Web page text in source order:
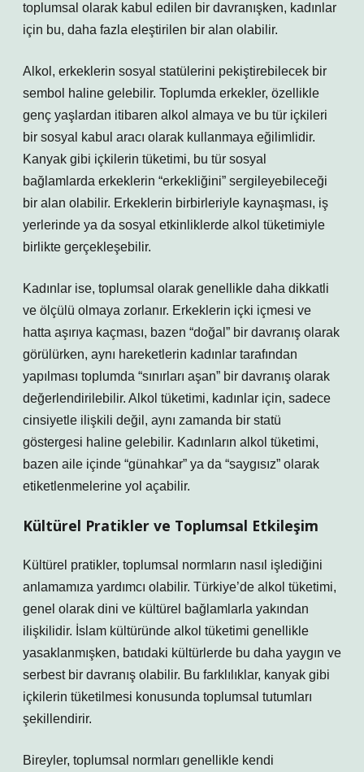
toplumsal olarak kabul edilen bir davranışken, kadınlar
için bu, daha fazla eleştirilen bir alan olabilir.
Alkol, erkeklerin sosyal statülerini pekiştirebilecek bir
sembol haline gelebilir. Toplumda erkekler, özellikle
genç yaşlardan itibaren alkol almaya ve bu tür içkileri
bir sosyal kabul aracı olarak kullanmaya eğilimlidir.
Kanyak gibi içkilerin tüketimi, bu tür sosyal
bağlamlarda erkeklerin “erkekliğini” sergileyebileceği
bir alan olabilir. Erkeklerin birbirleriyle kaynaşması, iş
yerlerinde ya da sosyal etkinliklerde alkol tüketimiyle
birlikte gerçekleşebilir.
Kadınlar ise, toplumsal olarak genellikle daha dikkatli
ve ölçülü olmaya zorlanır. Erkeklerin içki içmesi ve
hatta aşırıya kaçması, bazen “doğal” bir davranış olarak
görülürken, aynı hareketlerin kadınlar tarafından
yapılması toplumda “sınırları aşan” bir davranış olarak
değerlendirilebilir. Alkol tüketimi, kadınlar için, sadece
cinsiyetle ilişkili değil, aynı zamanda bir statü
göstergesi haline gelebilir. Kadınların alkol tüketimi,
bazen aile içinde “günahkar” ya da “saygısız” olarak
etiketlenmelerine yol açabilir.
Kültürel Pratikler ve Toplumsal Etkileşim
Kültürel pratikler, toplumsal normların nasıl işlediğini
anlamamıza yardımcı olabilir. Türkiye’de alkol tüketimi,
genel olarak dini ve kültürel bağlamlarla yakından
ilişkilidir. İslam kültüründe alkol tüketimi genellikle
yasaklanmışken, batıdaki kültürlerde bu daha yaygın ve
serbest bir davranış olabilir. Bu farklılıklar, kanyak gibi
içkilerin tüketilmesi konusunda toplumsal tutumları
şekillendirir.
Bireyler, toplumsal normları genellikle kendi